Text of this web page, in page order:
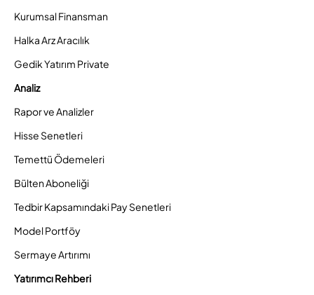
Kurumsal Finansman
Halka Arz Aracılık
Gedik Yatırım Private
Analiz
Rapor ve Analizler
Hisse Senetleri
Temettü Ödemeleri
Bülten Aboneliği
Tedbir Kapsamındaki Pay Senetleri
Model Portföy
Sermaye Artırımı
Yatırımcı Rehberi